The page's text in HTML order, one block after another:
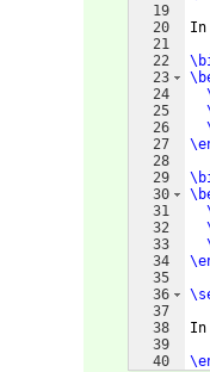
19
20
21
22
23
24
25
26
27
28
29
30
31
32
33
34
35
36
37
38
39
40
In
In